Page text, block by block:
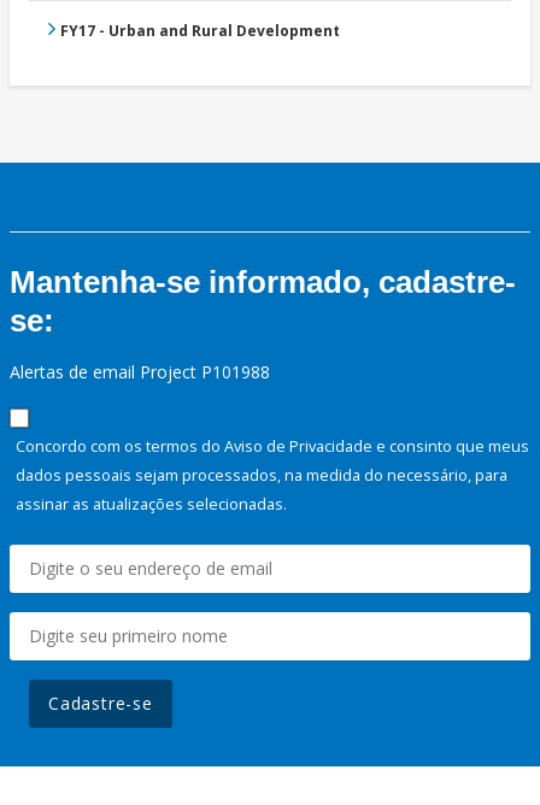
FY17 - Urban and Rural Development
Mantenha-se informado, cadastre-
se:
Alertas de email Project P101988
Concordo com os termos do Aviso de Privacidade e consinto que meus
dados pessoais sejam processados, na medida do necessário, para
assinar as atualizações selecionadas.
Cadastre-se